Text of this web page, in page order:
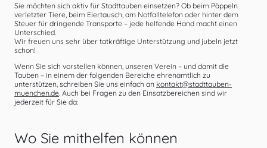
Sie möchten sich aktiv für Stadttauben einsetzen? Ob beim Päppeln
verletzter Tiere, beim Eiertausch, am Notfalltelefon oder hinter dem
Steuer für dringende Transporte – jede helfende Hand macht einen
Unterschied.
Wir freuen uns sehr über tatkräftige Unterstützung und jubeln jetzt
schon!
Wenn Sie sich vorstellen können, unseren Verein – und damit die
Tauben – in einem der folgenden Bereiche ehrenamtlich zu
unterstützen, schreiben Sie uns einfach an kontakt@stadttauben-
muenchen.de . Auch bei Fragen zu den Einsatzbereichen sind wir
jederzeit für Sie da:
Wo Sie mithelfen können